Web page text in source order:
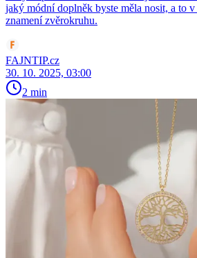
jaký módní doplněk byste měla nosit, a to v
znamení zvěrokruhu.
FAJNTIP.cz
30. 10. 2025, 03:00
2 min